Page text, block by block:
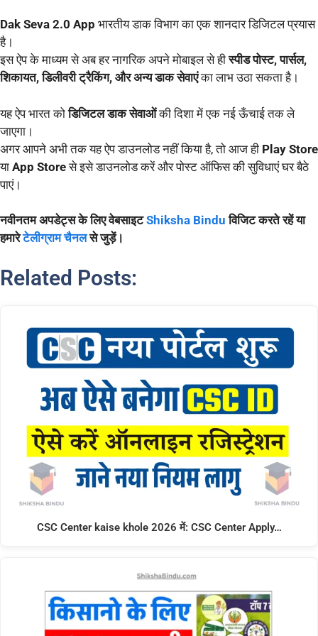
Dak Seva 2.0 App भारतीय डाक विभाग का एक शानदार डिजिटल प्रयास
है।
इस ऐप के माध्यम से अब हर नागरिक अपने मोबाइल से हीस्पीड पोस्ट, पार्सल,
शिकायत, डिलीवरी ट्रैकिंग, और अन्य डाक सेवाएंका लाभ उठा सकता है।
यह ऐप भारत कोडिजिटल डाक सेवाओंकी दिशा में एक नई ऊँचाई तक ले
जाएगा।
अगर आपने अभी तक यह ऐप डाउनलोड नहीं किया है, तो आज ही Play Store
या App Storeसे इसे डाउनलोड करें और पोस्ट ऑफिस की सुविधाएं घर बैठे
पाएं।
नवीनतम अपडेट्स के लिए वेबसाइटShiksha Bindu विजिट करते रहें या
हमारेटेलीग्राम चैनल से जुड़ें।
Related Posts:
CSC Center kaise khole 2026 में: CSC Center Apply…